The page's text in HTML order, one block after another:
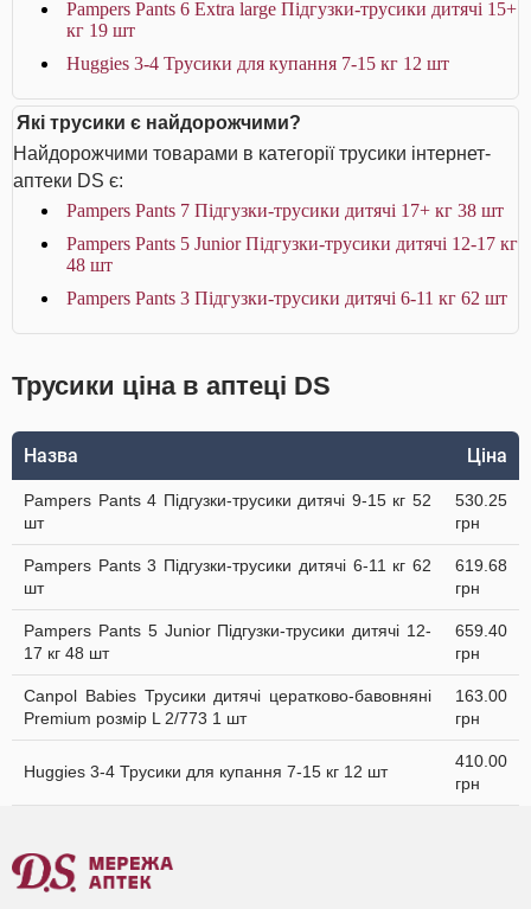
Pampers Pants 6 Extra large Підгузки-трусики дитячі 15+
кг 19 шт
Huggies 3-4 Трусики для купання 7-15 кг 12 шт
Які трусики є найдорожчими?
Найдорожчими товарами в категорії трусики інтернет-
аптеки DS є:
Pampers Pants 7 Підгузки-трусики дитячі 17+ кг 38 шт
Pampers Pants 5 Junior Підгузки-трусики дитячі 12-17 кг
48 шт
Pampers Pants 3 Підгузки-трусики дитячі 6-11 кг 62 шт
Трусики ціна в аптеці DS
Назва Ціна
Pampers Pants 4 Підгузки-трусики дитячі 9-15 кг 52
шт
530.25
грн
Pampers Pants 3 Підгузки-трусики дитячі 6-11 кг 62
шт
619.68
грн
Pampers Pants 5 Junior Підгузки-трусики дитячі 12-
17 кг 48 шт
659.40
грн
Canpol Babies Трусики дитячі цератково-бавовняні
Premium розмір L 2/773 1 шт
163.00
грн
Huggies 3-4 Трусики для купання 7-15 кг 12 шт
410.00
грн